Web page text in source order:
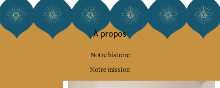
À propos
Notre histoire
Notre mission